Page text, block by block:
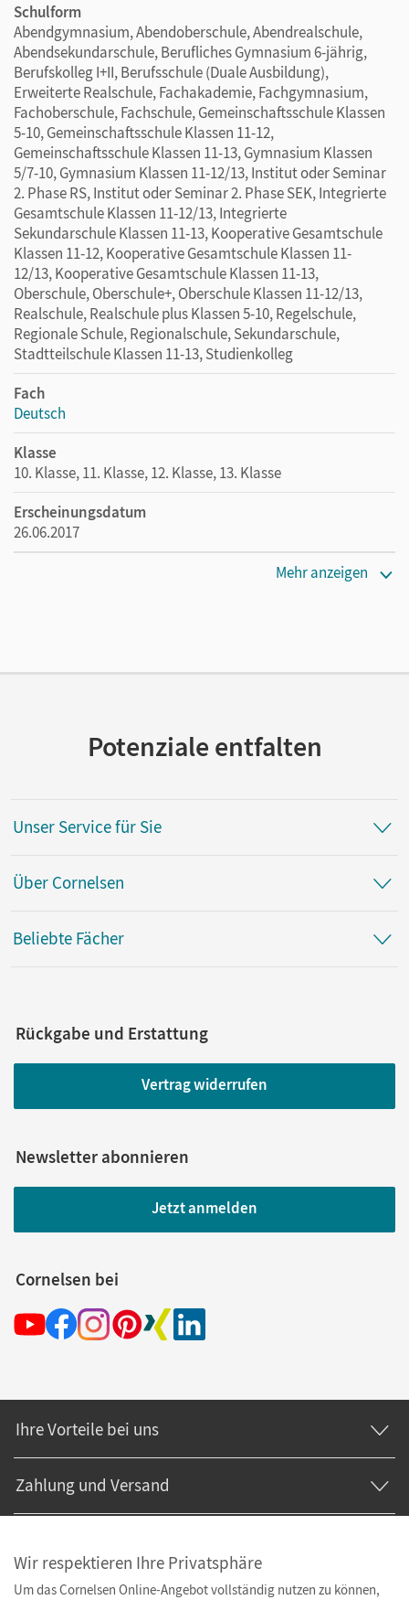
Schulform
Abendgymnasium, Abendoberschule, Abendrealschule,
Abendsekundarschule, Berufliches Gymnasium 6-jährig,
Berufskolleg I+II, Berufsschule (Duale Ausbildung),
Erweiterte Realschule, Fachakademie, Fachgymnasium,
Fachoberschule, Fachschule, Gemeinschaftsschule Klassen
5-10, Gemeinschaftsschule Klassen 11-12,
Gemeinschaftsschule Klassen 11-13, Gymnasium Klassen
5/7-10, Gymnasium Klassen 11-12/13, Institut oder Seminar
2. Phase RS, Institut oder Seminar 2. Phase SEK, Integrierte
Gesamtschule Klassen 11-12/13, Integrierte
Sekundarschule Klassen 11-13, Kooperative Gesamtschule
Klassen 11-12, Kooperative Gesamtschule Klassen 11-
12/13, Kooperative Gesamtschule Klassen 11-13,
Oberschule, Oberschule+, Oberschule Klassen 11-12/13,
Realschule, Realschule plus Klassen 5-10, Regelschule,
Regionale Schule, Regionalschule, Sekundarschule,
Stadtteilschule Klassen 11-13, Studienkolleg
Fach
Deutsch
Klasse
10. Klasse, 11. Klasse, 12. Klasse, 13. Klasse
Erscheinungsdatum
26.06.2017
Herausgeber/-in
Joist, Alexander
Mehr anzeigen
Potenziale entfalten
Unser Service für Sie
Über Cornelsen
Beliebte Fächer
Rückgabe und Erstattung
Vertrag widerrufen
Newsletter abonnieren
Jetzt anmelden
Cornelsen bei
Ihre Vorteile bei uns
Zahlung und Versand
Wir respektieren Ihre Privatsphäre
Um das Cornelsen Online-Angebot vollständig nutzen zu können,